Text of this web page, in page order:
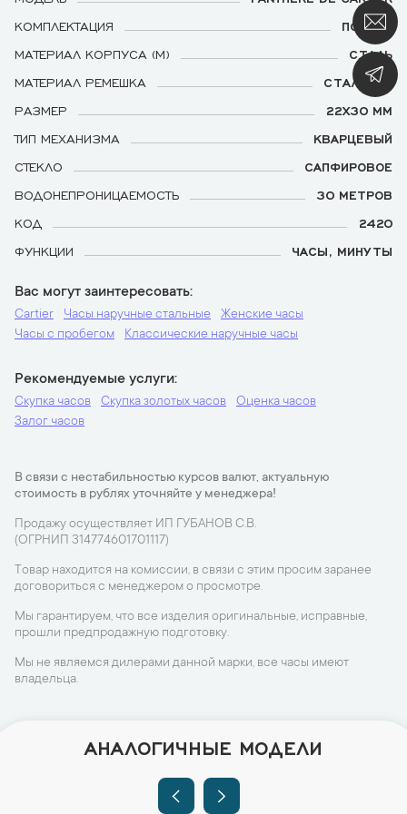
КОМПЛЕКТАЦИЯ
ПОЛНАЯ
МАТЕРИАЛ КОРПУСА (М)
СТАЛЬ
МАТЕРИАЛ РЕМЕШКА
СТАЛЬНОЙ
РАЗМЕР
22Х30 ММ
ТИП МЕХАНИЗМА
КВАРЦЕВЫЙ
СТЕКЛО
САПФИРОВОЕ
ВОДОНЕПРОНИЦАЕМОСТЬ
30 МЕТРОВ
КОД
2420
ФУНКЦИИ
ЧАСЫ, МИНУТЫ
Вас могут заинтересовать
Cartier Часы наручные стальные
Женские часы
Часы с пробегом
Классические наручные часы
Рекомендуемые услуги
Скупка часов Скупка золотых часов
Оценка часов
Залог часов
В связи с нестабильностью курсов валют, актуальную
стоимость в рублях уточняйте у менеджера!
Продажу осуществляет ИП ГУБАНОВ С.В.
(ОГРНИП 314774601701117)
Товар находится на комиссии, в связи с этим просим заранее
договориться с менеджером о просмотре.
Мы гарантируем, что все изделия оригинальные, исправные,
прошли предпродажную подготовку.
Мы не являемся дилерами данной марки, все часы имеют
владельца.
АНАЛОГИЧНЫЕ МОДЕЛИ